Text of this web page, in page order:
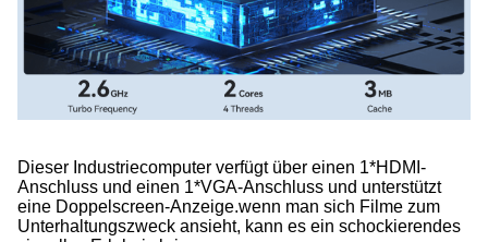
Dieser Industriecomputer verfügt über einen 1*HDMI-
Anschluss und einen 1*VGA-Anschluss und unterstützt
eine Doppelscreen-Anzeige.wenn man sich Filme zum
Unterhaltungszweck ansieht, kann es ein schockierendes